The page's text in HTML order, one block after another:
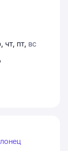
, чт, пт, вс